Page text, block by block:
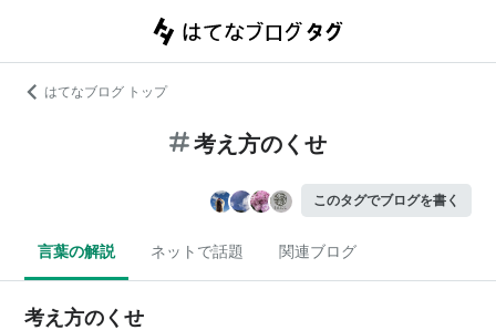
はてなブログ トップ
考え方のくせ
このタグでブログを書く
言葉の解説 ネットで話題 関連ブログ
考え方のくせ